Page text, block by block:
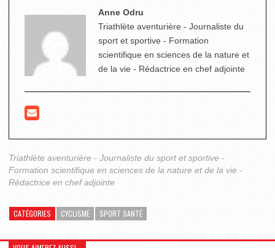
Anne Odru
Triathlète aventurière - Journaliste du
sport et sportive - Formation
scientifique en sciences de la nature et
de la vie - Rédactrice en chef adjointe
Triathlète aventurière - Journaliste du sport et sportive -
Formation scientifique en sciences de la nature et de la vie -
Rédactrice en chef adjointe
CATÉGORIES CYCLISME SPORT SANTÉ